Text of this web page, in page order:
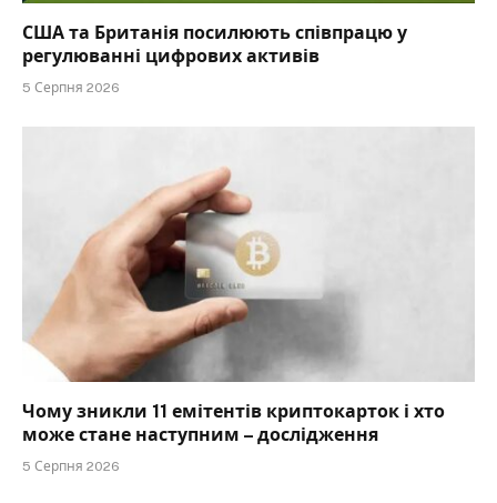
США та Британія посилюють співпрацю у
регулюванні цифрових активів
5 Серпня 2026
Чому зникли 11 емітентів криптокарток і хто
може стане наступним – дослідження
5 Серпня 2026